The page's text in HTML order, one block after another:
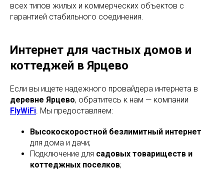
всех типов жилых и коммерческих объектов с
гарантией стабильного соединения.
Интернет для частных домов и
коттеджей в Ярцево
Если вы ищете надежного провайдера интернета в
деревне Ярцево, обратитесь к нам — компании
FlyWiFi. Мы предоставляем:
Высокоскоростной безлимитный интернет
для дома и дачи;
Подключение для садовых товариществ и
коттеджных поселков;